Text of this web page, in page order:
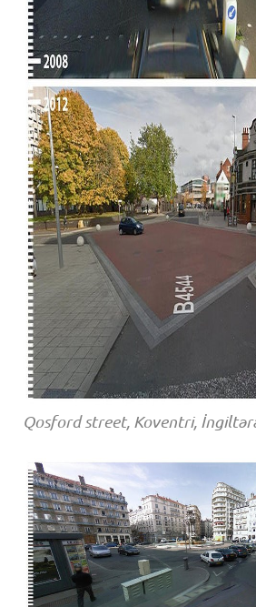
Qosford street, Koventri,